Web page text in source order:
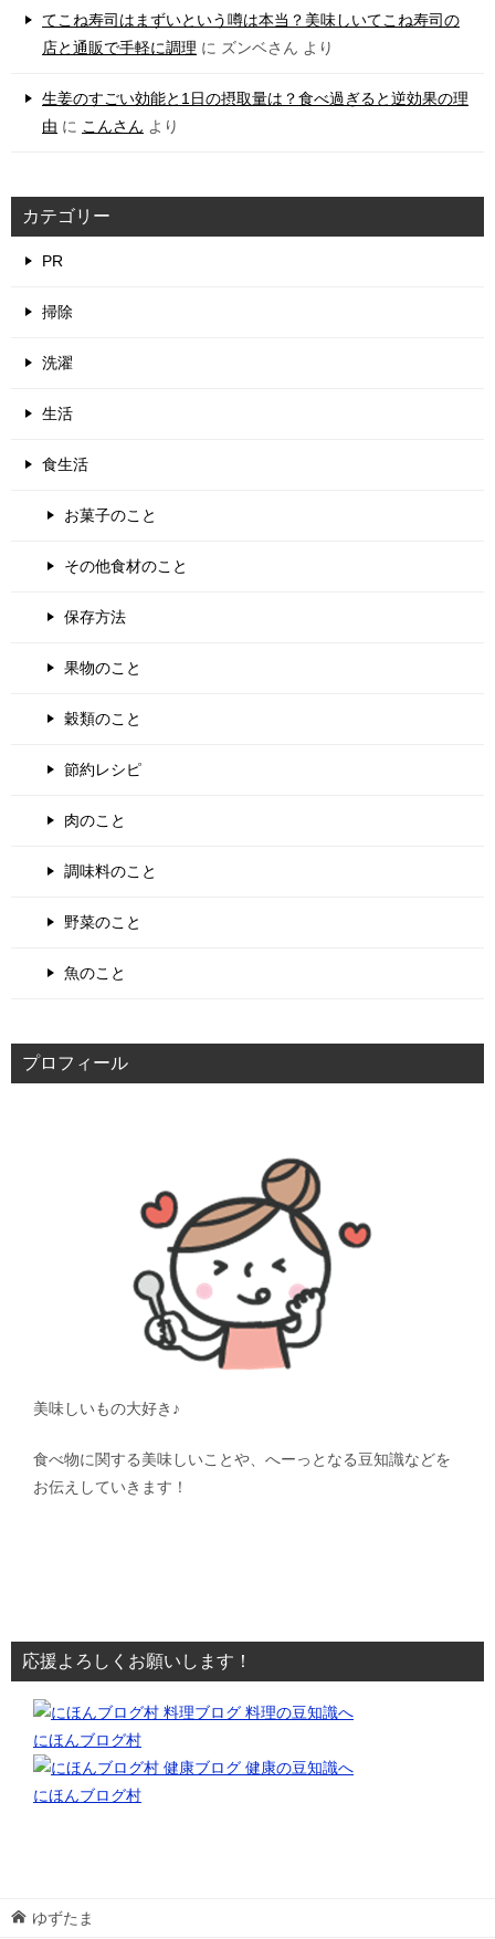
てこね寿司はまずいという噂は本当？美味しいてこね寿司の
店と通販で手軽に調理 に ズンベさん より
生姜のすごい効能と1日の摂取量は？食べ過ぎると逆効果の理
由 に こんさん より
カテゴリー
PR
掃除
洗濯
生活
食生活
お菓子のこと
その他食材のこと
保存方法
果物のこと
穀類のこと
節約レシピ
肉のこと
調味料のこと
野菜のこと
魚のこと
プロフィール
美味しいもの大好き♪
食べ物に関する美味しいことや、へーっとなる豆知識などを
お伝えしていきます！
応援よろしくお願いします！
にほんブログ村
にほんブログ村
ゆずたま